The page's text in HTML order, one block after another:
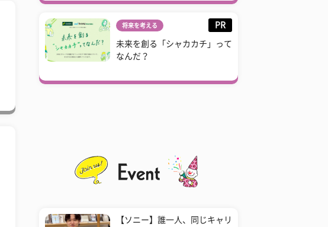
将来を考える PR
未来を創る「シャカカチ」って
なんだ？
【ソニー】誰一人、同じキャリ